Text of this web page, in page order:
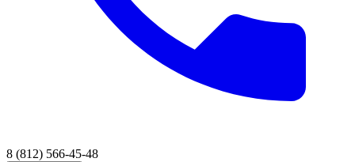
8 (812) 566-45-48